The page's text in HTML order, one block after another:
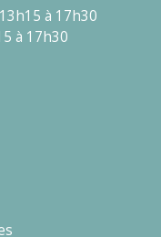
à 17h30
à 17h30